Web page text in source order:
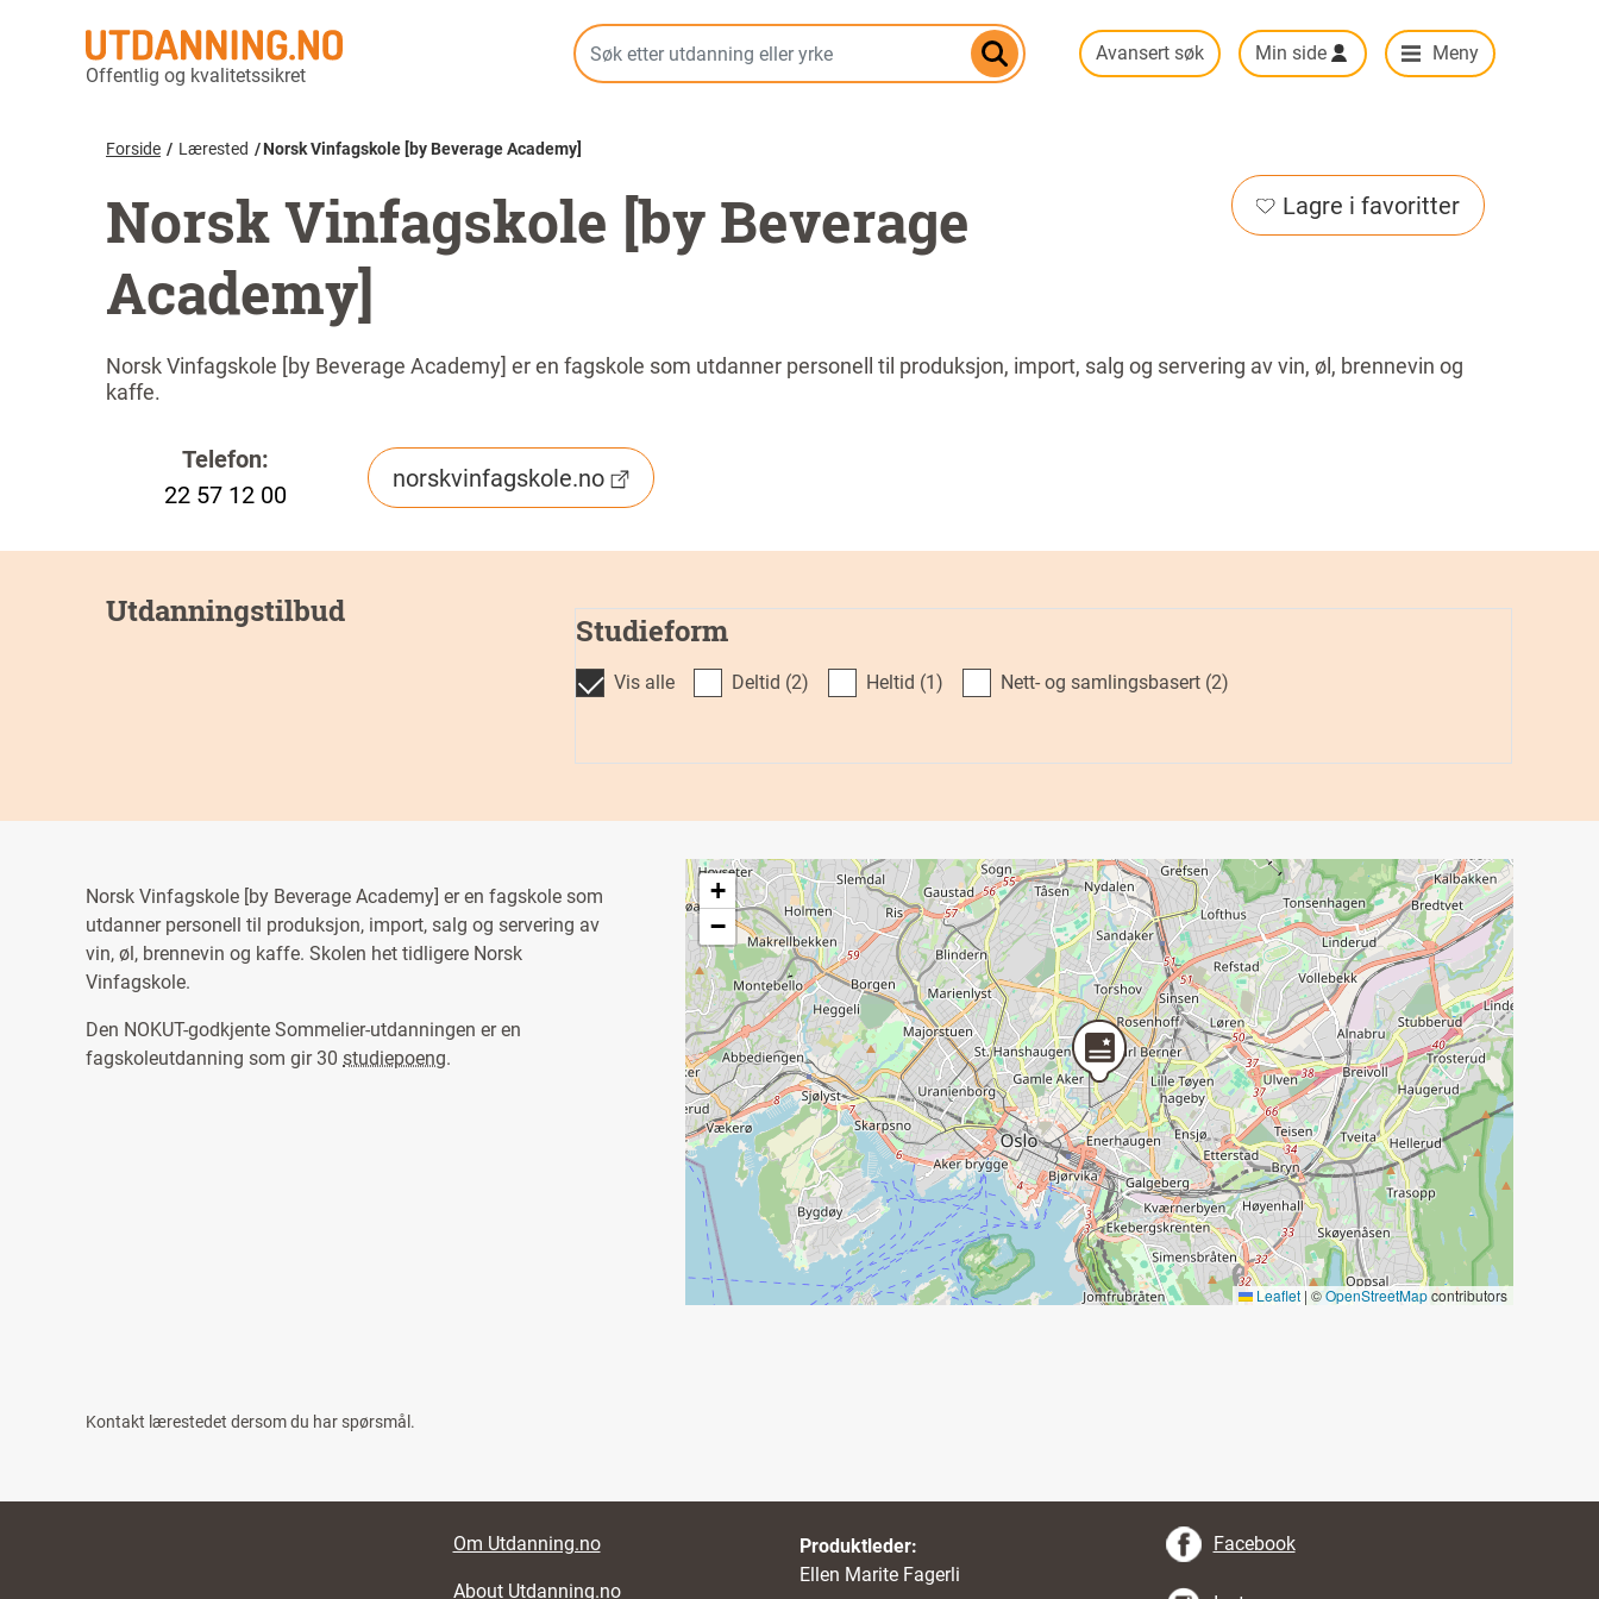
hovedinnhold
Offentlig og kvalitetssikret
Avansert søk Min side Meny
Forside Lærested Norsk Vinfagskole [by Beverage Academy]
Norsk Vinfagskole [by Beverage
Academy]
Norsk Vinfagskole [by Beverage Academy] er en fagskole som utdanner personell til produksjon, import, salg og servering av vin, øl, brennevin og
kaffe.
Lagre i favoritter
Telefon:
22 57 12 00
norskvinfagskole.no
Utdanningstilbud
Studieform
Vis alle deltid (2) heltid (1) Nett- og samlingsbasert (2)
Norsk Vinfagskole [by Beverage Academy] er en fagskole som
utdanner personell til produksjon, import, salg og servering av
vin, øl, brennevin og kaffe. Skolen het tidligere Norsk
Vinfagskole.
Den NOKUT-godkjente Sommelier-utdanningen er en
fagskoleutdanning som gir 30 studiepoeng.
+
−
Leaflet | ©OpenStreetMapcontributors
Kontakt lærestedet dersom du har spørsmål.
Footer links
Om Utdanning.no
About Utdanning.no
Produktleder:
Ellen Marite Fagerli
Facebook